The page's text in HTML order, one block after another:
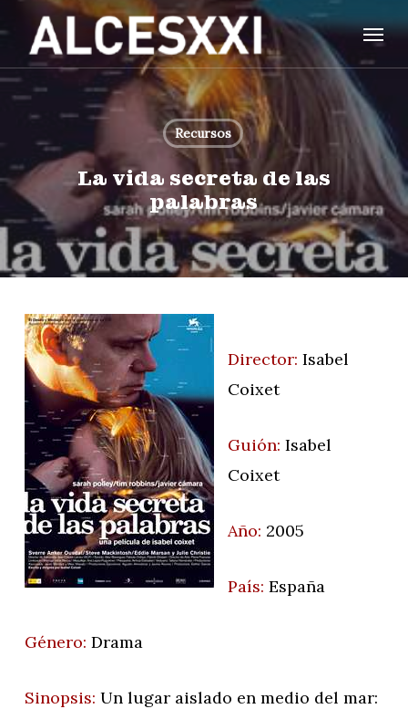
main
content
Menu
Recursos
La vida secreta de las
palabras
Director: Isabel
Coixet
Guión: Isabel
Coixet
Año: 2005
País: España
Género: Drama
Sinopsis: Un lugar aislado en medio del mar: